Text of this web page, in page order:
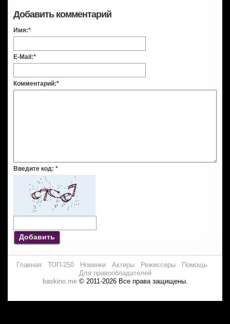
Добавить комментарий
Имя:*
E-Mail:*
Комментарий:*
Введите код: *
Добавить
Главная ТОП-250 Новинки Актеры Режиссеры
Помощь
Для правообладателей
baskino.me© 2011-2026 Все права защищены.